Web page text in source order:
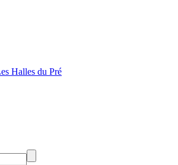
Halles du Pré